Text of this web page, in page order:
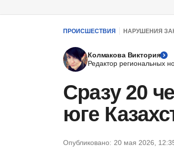
ПРОИСШЕСТВИЯ НАРУШЕНИЯ
Колмакова Виктория
Редактор региональных
Сразу 20
юге
Опубликовано: 20 мая 2026,